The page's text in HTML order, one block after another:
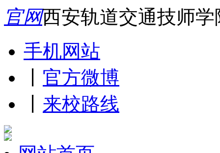
官网西安轨道交通技师
手机网站
官方微博
来校路线